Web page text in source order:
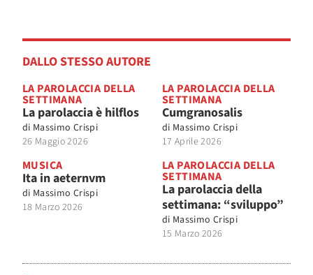
DALLO STESSO AUTORE
LA PAROLACCIA DELLA
SETTIMANA
La parolaccia è hilflos
di Massimo Crispi
26 Maggio 2026
LA PAROLACCIA DELLA
SETTIMANA
Cumgranosalis
di Massimo Crispi
17 Aprile 2026
MUSICA
Ita in aeternvm
di Massimo Crispi
18 Marzo 2026
LA PAROLACCIA DELLA
SETTIMANA
La parolaccia della
settimana: “sviluppo”
di Massimo Crispi
15 Marzo 2026